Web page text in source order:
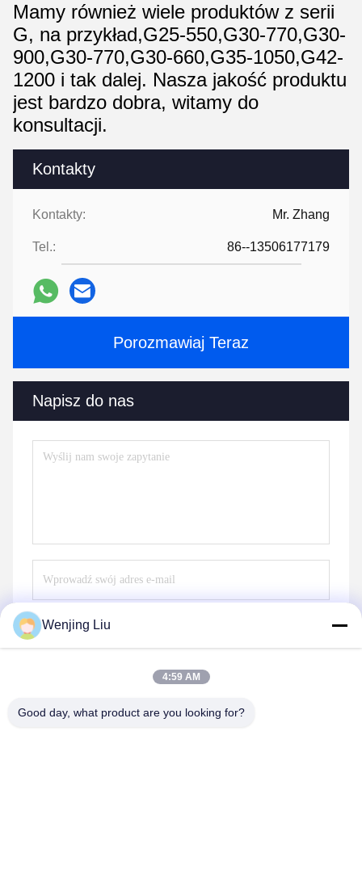
Kontakty
Kontakty: Mr. Zhang
Tel.: 86--13506177179
Porozmawiaj Teraz
Napisz do nas
Wyślij
Mamy również wiele produktów z serii
G, na przykład,G25-550,G30-770,G30-
900,G30-770,G30-660,G35-1050,G42-
1200 i tak dalej. Nasza jakość produktu
jest bardzo dobra, witamy do
konsultacji.
Wenjing Liu
4:59 AM
Good day, what product are you looking for?